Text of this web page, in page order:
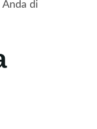
Anda di